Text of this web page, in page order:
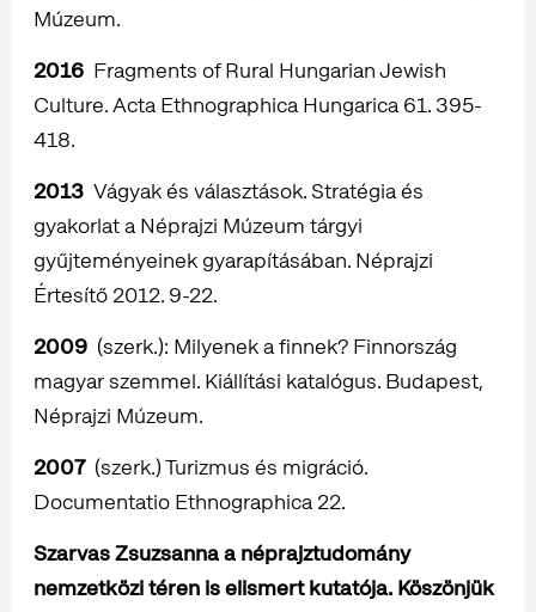
Múzeum.
2016 Fragments of Rural Hungarian Jewish
Culture. Acta Ethnographica Hungarica 61. 395-
418.
2013 Vágyak és választások. Stratégia és
gyakorlat a Néprajzi Múzeum tárgyi
gyűjteményeinek gyarapításában. Néprajzi
Értesítő 2012. 9-22.
2009 (szerk.): Milyenek a finnek? Finnország
magyar szemmel. Kiállítási katalógus. Budapest,
Néprajzi Múzeum.
2007(szerk.) Turizmus és migráció.
Documentatio Ethnographica 22.
Szarvas Zsuzsanna a néprajztudomány
nemzetközi téren is elismert kutatója. Köszönjük